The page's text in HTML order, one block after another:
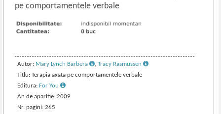
pe comportamentele verbale
Autor: Mary Lynch Barbera ,Tracy Rasmussen
Titlu: Terapia axata pe comportamentele verbale
Editura:For You
An de aparitie: 2009
Nr. pagini: 265